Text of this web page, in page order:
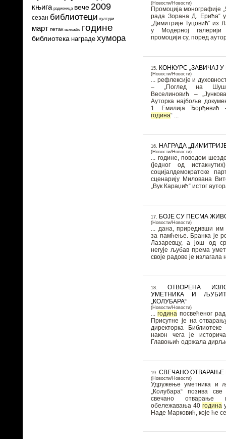
књига радионица вече2009
сезан библиотеци култури
март петак изложбе године
библиотека награде хумора
(Новости/Новости)
Промоција монографије
рада Зорана Д. Ерића“
„Димитрије Туцовић“ из
у Модерној
промоцији су, поред
15. КОНКУРС „ЗАВИЧАЈ
(Новости/Новости)
... рефлексије и духовности. 1. Ивона
– „Поглед на
Веселиновић –
Ауторка најбоље
1. Емилија Ђорђевић
година“ ...
16. НАГРАДА
(Новости/Новости)
... године, поводом
(једног од
социјалдемократске
сценарију Милована
„Вук Караџић“ истог
17. БОЈЕ СУ ПЕСМА
(Новости/Новости)
... дана, приредивши им
за памћење. Бранка је рођена 1945. године у
Лазаревцу, а још од
негује љубав према
своје радове је излагала
18. ОТВОРЕНА
УМЕТНИКА И
„КОЛУБАРА“
(Новости/Новости)
година посвећеног
Присутне је на
директорка
након чега је
Главоњић одржала
19. СВЕЧАНО
(Новости/Новости)
Удружење уметника и
„Колубара“ позива
свечано отварање
обележавања 40 година
Наде Марковић, које ће